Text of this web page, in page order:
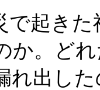
で起き
か。ど
れ出し